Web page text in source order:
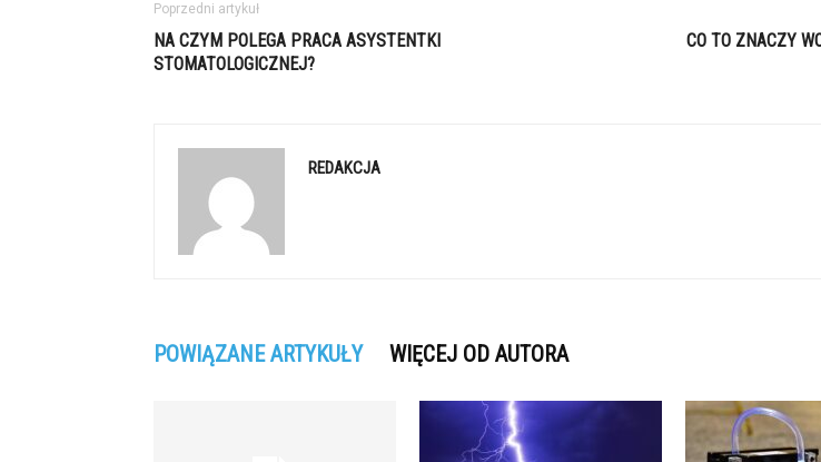
Poprzedni artykuł
NA CZYM POLEGA PRACA ASYSTENTKI
STOMATOLOGICZNEJ?
CO TO ZNACZY
REDAKCJA
POWIĄZANE ARTYKUŁY WIĘCEJ OD AUTORA